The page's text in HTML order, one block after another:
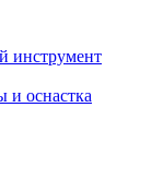
инструмент
и оснастка